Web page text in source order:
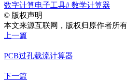
数字计算电子工具# 数学计算器
© 版权声明
本文来源互联网，版权归原作者所
上一篇
PCB过孔载流计算器
下一篇